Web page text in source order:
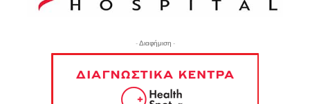
- Διαφήμιση -